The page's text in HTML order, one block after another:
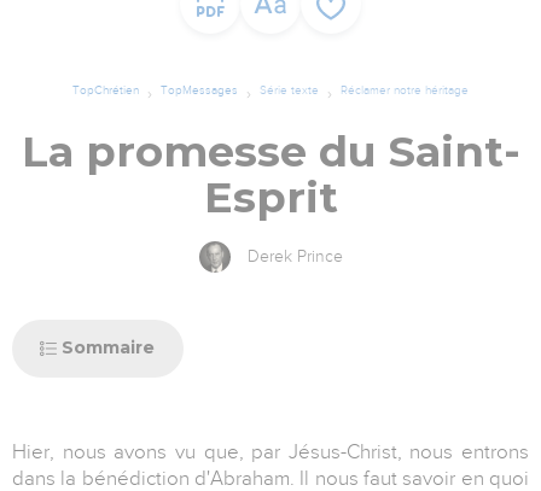
TopChrétien TopMessages Série texte Réclamer notre héritage
La promesse du Saint-
Esprit
Derek Prince
Sommaire
Hier, nous avons vu que, par Jésus-Christ, nous entrons
dans la bénédiction d'Abraham. Il nous faut savoir en quoi